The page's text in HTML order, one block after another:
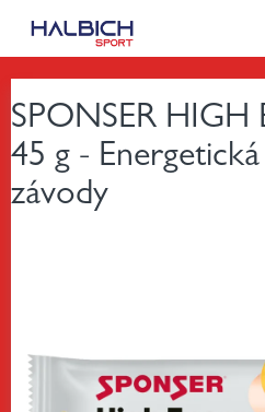
SPONSER HIGH
45 g -
závody